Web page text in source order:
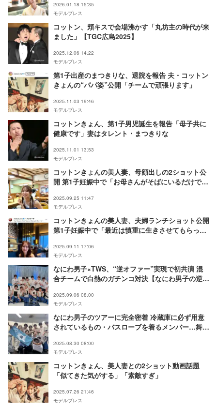
2026.01.18 15:35
モデルプレス
コットン、頬キスで会場沸かす「丸坊主の時代が来
ました」【TGC広島2025】
2025.12.06 14:22
モデルプレス
第1子出産のまつきりな、退院を報告 夫・コットン
きょんの“パパ姿”公開「チームで頑張ります」
2025.11.03 19:46
モデルプレス
コットンきょん、第1子男児誕生を報告「母子共に
健康です」妻はタレント・まつきりな
2025.11.01 13:53
モデルプレス
コットンきょんの美人妻、母顔出しの2ショット公
開 第1子妊娠中で「お母さんがそばにいるだけで安
2025.09.25 11:47
モデルプレス
コットンきょんの美人妻、夫婦ランチショット公開
第1子妊娠中で「最近は慎重に生きさせてもらって
2025.09.11 17:06
モデルプレス
なにわ男子×TWS、“逆オファー”実現で初共演 混
合チームで白熱のガチンコ対決【なにわ男子の逆転
2025.09.06 08:00
モデルプレス
なにわ男子のツアーに完全密着 冷蔵庫に必ず用意
されているもの・バスローブを着るメンバー…舞台
2025.08.30 08:00
モデルプレス
コットンきょん、美人妻との2ショット動画話題
「似てきた気がする」「素敵すぎ」
2025.07.26 21:46
モデルプレス